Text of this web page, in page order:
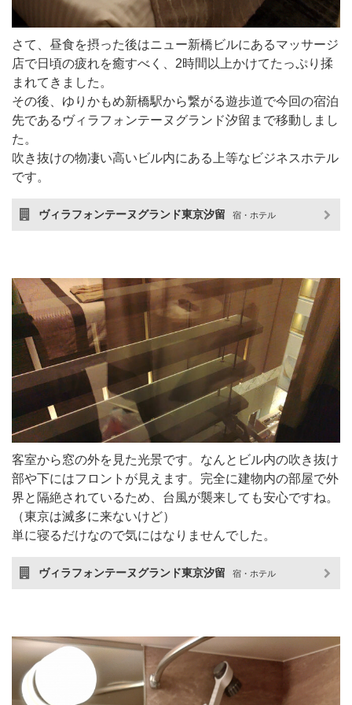
さて、昼食を摂った後はニュー新橋ビルにあるマッサージ
店で日頃の疲れを癒すべく、2時間以上かけてたっぷり揉
まれてきました。
その後、ゆりかもめ新橋駅から繋がる遊歩道で今回の宿泊
先であるヴィラフォンテーヌグランド汐留まで移動しまし
た。
吹き抜けの物凄い高いビル内にある上等なビジネスホテル
です。
ヴィラフォンテーヌグランド東京汐留 宿・ホテル
客室から窓の外を見た光景です。なんとビル内の吹き抜け
部や下にはフロントが見えます。完全に建物内の部屋で外
界と隔絶されているため、台風が襲来しても安心ですね。
（東京は滅多に来ないけど）
単に寝るだけなので気にはなりませんでした。
ヴィラフォンテーヌグランド東京汐留 宿・ホテル